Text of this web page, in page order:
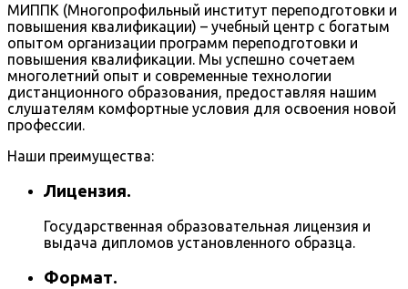
МИППК (Многопрофильный институт переподготовки и
повышения квалификации) – учебный центр с богатым
опытом организации программ переподготовки и
повышения квалификации. Мы успешно сочетаем
многолетний опыт и современные технологии
дистанционного образования, предоставляя нашим
слушателям комфортные условия для освоения новой
профессии.
Наши преимущества:
Лицензия.
Государственная образовательная лицензия и
выдача дипломов установленного образца.
Формат.